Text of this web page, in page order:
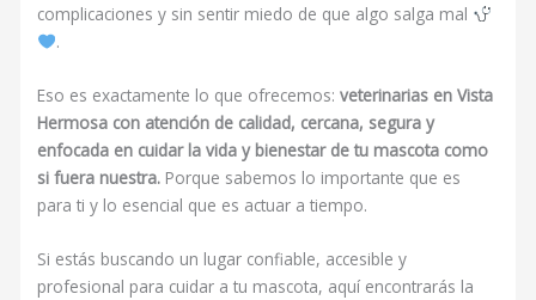
complicaciones y sin sentir miedo de que algo salga mal
.
Eso es exactamente lo que ofrecemos:veterinarias en Vista
Hermosa con atención de calidad, cercana, segura y
enfocada en cuidar la vida y bienestar de tu mascota como
si fuera nuestra. Porque sabemos lo importante que es
para ti y lo esencial que es actuar a tiempo.
Si estás buscando un lugar confiable, accesible y
profesional para cuidar a tu mascota, aquí encontrarás la